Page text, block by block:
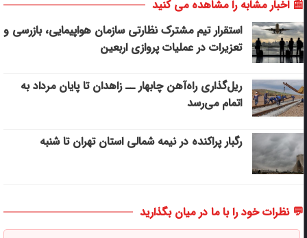
📰 اخبار مشابه را مشاهده می کنید
استقرار تیم مشترک نظارتی سازمان هواپیمایی، بازرسی و
تعزیرات در عملیات پروازی اربعین
ریل‌گذاری راه‌آهن چابهار ــ زاهدان تا پایان مرداد به
اتمام می‌رسد
رگبار پراکنده در نیمه شمالی استان تهران تا شنبه
💬 نظرات خود را با ما در میان بگذارید